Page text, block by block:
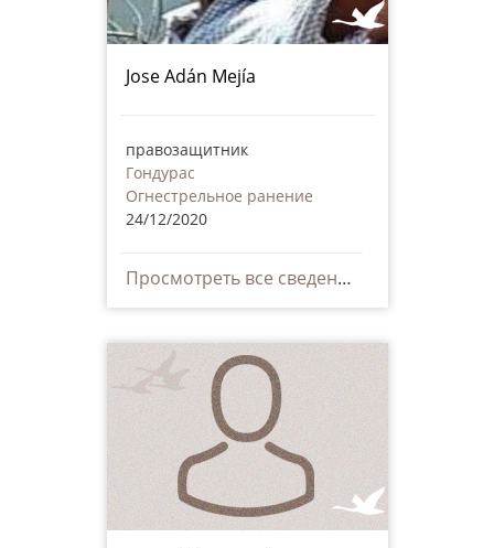
Jose Adán Mejía
правозащитник
Гондурас
Огнестрельное ранение
24/12/2020
Просмотреть все сведения